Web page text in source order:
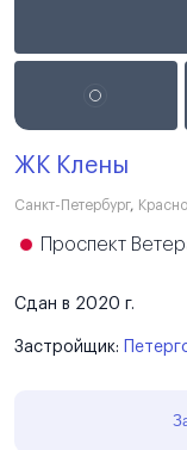
ЖК Клены
Санкт-Петербург,
Проспект
Сдан в 2020 г.
Застройщик: